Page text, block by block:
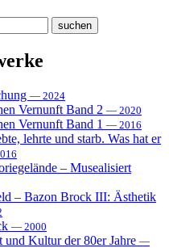
— 2024
Vernunft Band 2 — 2020
Vernunft Band 1 — 2016
lehrte und starb. Was hat er
– Musealisiert
– Bazon Brock III: Ästhetik
— 2000
Kultur der 80er Jahre —